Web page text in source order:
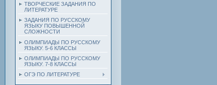
ТВОРЧЕСКИЕ ЗАДАНИЯ ПО
ЛИТЕРАТУРЕ
ЗАДАНИЯ ПО РУССКОМУ
ЯЗЫКУ ПОВЫШЕННОЙ
СЛОЖНОСТИ
ОЛИМПИАДЫ ПО РУССКОМУ
ЯЗЫКУ. 5-6 КЛАССЫ
ОЛИМПИАДЫ ПО РУССКОМУ
ЯЗЫКУ. 7-8 КЛАССЫ
ОГЭ ПО ЛИТЕРАТУРЕ